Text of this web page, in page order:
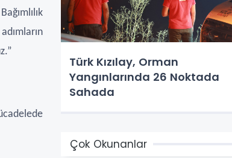
Türk Kızılay, Orman
Yangınlarında 26 Noktada
Sahada
Çok Okunanlar